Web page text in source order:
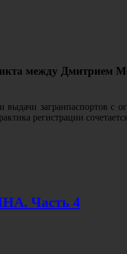
между Дмитрием
загранпаспортов с
регистрации
Часть 4